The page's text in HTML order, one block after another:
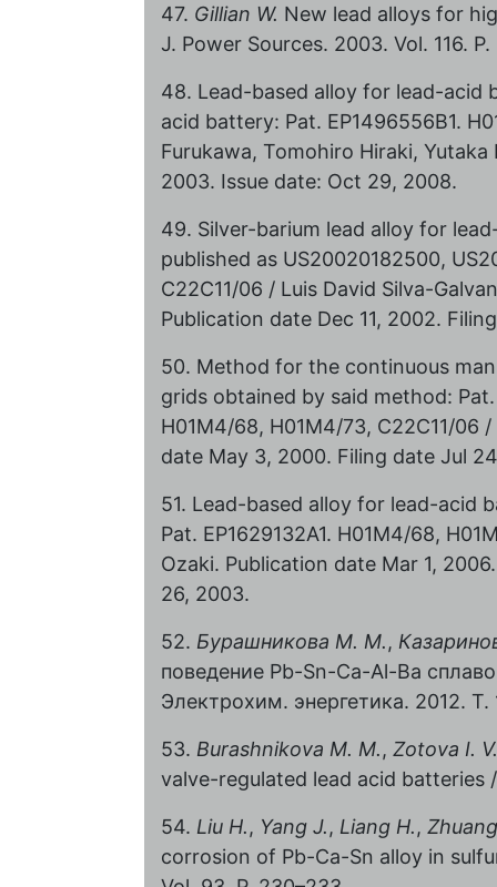
47. Gillian W. New lead alloys for
J. Power Sources. 2003. Vol. 116. P.
48. Lead-based alloy for lead-
acid battery: Pat. EP1496556B1.
Furukawa, Tomohiro Hiraki,
2003. Issue date: Oct 29, 2008.
49. Silver-barium lead alloy for
published as US20020182500,
C22C11/06 / Luis David Silva-
Publication date Dec 11, 2002.
50. Method for the continuous
grids obtained by said method: Pat.
H01M4/68, H01M4/73, C22C11/06
date May 3, 2000. Filing date Jul
51. Lead-based alloy for lead-acid
Pat. EP1629132A1. H01M4/68,
Ozaki. Publication date Mar 1,
26, 2003.
52. Бурашникова М. М.,
поведение Pb-Sn-Ca-Al-Ba
Электрохим. энергетика. 2012.
53. Burashnikova M. M., Zotova I. V.
valve-regulated lead acid batteries
54. Liu H., Yang J., Liang H.,
corrosion of Pb-Ca-Sn alloy in